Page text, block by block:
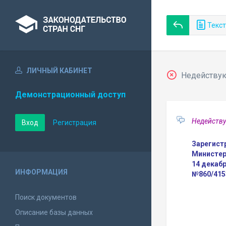
ЛИЧНЫЙ КАБИНЕТ
Демонстрационный доступ
Вход Регистрация
ИНФОРМАЦИЯ
Поиск документов
Описание базы данных
14
№860/